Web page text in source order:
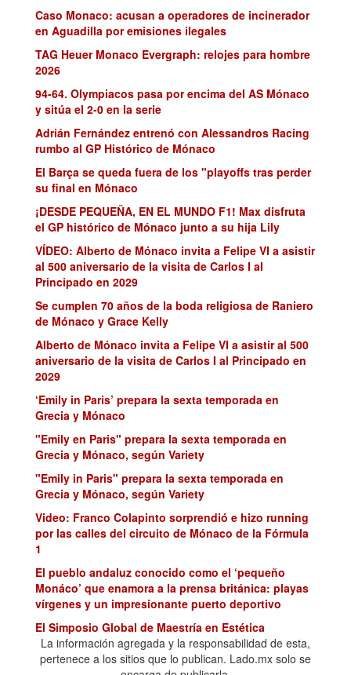
Caso Monaco: acusan a operadores de incinerador
en Aguadilla por emisiones ilegales
TAG Heuer Monaco Evergraph: relojes para hombre
2026
94-64. Olympiacos pasa por encima del AS Mónaco
y sitúa el 2-0 en la serie
Adrián Fernández entrenó con Alessandros Racing
rumbo al GP Histórico de Mónaco
El Barça se queda fuera de los "playoffs tras perder
su final en Mónaco
¡DESDE PEQUEÑA, EN EL MUNDO F1! Max disfruta
el GP histórico de Mónaco junto a su hija Lily
VÍDEO: Alberto de Mónaco invita a Felipe VI a asistir
al 500 aniversario de la visita de Carlos I al
Principado en 2029
Se cumplen 70 años de la boda religiosa de Raniero
de Mónaco y Grace Kelly
Alberto de Mónaco invita a Felipe VI a asistir al 500
aniversario de la visita de Carlos I al Principado en
2029
‘Emily in Paris’ prepara la sexta temporada en
Grecia y Mónaco
"Emily en Paris" prepara la sexta temporada en
Grecia y Mónaco, según Variety
"Emily in Paris" prepara la sexta temporada en
Grecia y Mónaco, según Variety
Video: Franco Colapinto sorprendió e hizo running
por las calles del circuito de Mónaco de la Fórmula
1
El pueblo andaluz conocido como el ‘pequeño
Monáco’ que enamora a la prensa británica: playas
vírgenes y un impresionante puerto deportivo
El Simposio Global de Maestría en Estética
Singclean hace su debut histórico en Mónaco
El papa León XIV denuncia que las guerras nacen
La información agregada y la responsabilidad de esta,
pertenece a los sitios que lo publican. Lado.mx solo se